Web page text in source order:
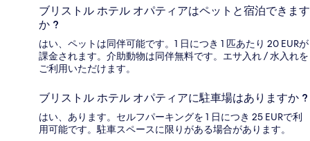
ブリストル ホテル オパティアはペットと宿泊できます
か ?
はい、ペットは同伴可能です。1 日につき 1 匹あたり 20 EURが
課金されます。介助動物は同伴無料です。エサ入れ / 水入れを
ご利用いただけます。
ブリストル ホテル オパティアに駐車場はありますか ?
はい、あります。セルフパーキングを 1 日につき 25 EURで利
用可能です。駐車スペースに限りがある場合があります。